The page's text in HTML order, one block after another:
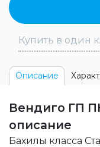
Купить в один
Описание
Вендиго ГП
описание
Бахилы класса